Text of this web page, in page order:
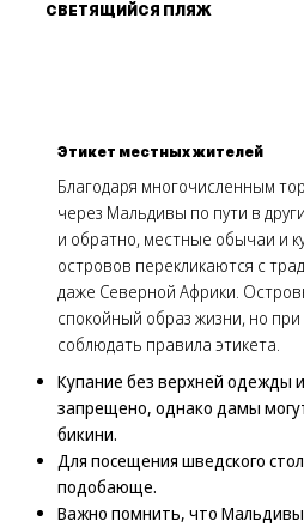
СВЕТЯЩИЙСЯ ПЛЯЖ
Этикет местных жителей
Благодаря многочисленным
через Мальдивы по пути в
и обратно, местные обычаи и
островов перекликаются с
даже Северной Африки.
спокойный образ жизни, но
соблюдать правила этикета.
Купание без верхней одежды
запрещено, однако дамы
бикини.
Для посещения шведского
подобающе.
Важно помнить, что Мальдивы